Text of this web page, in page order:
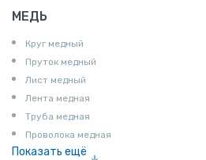
МЕДЬ
Круг медный
Пруток медный
Лист медный
Лента медная
Труба медная
Проволока медная
Показать ещё